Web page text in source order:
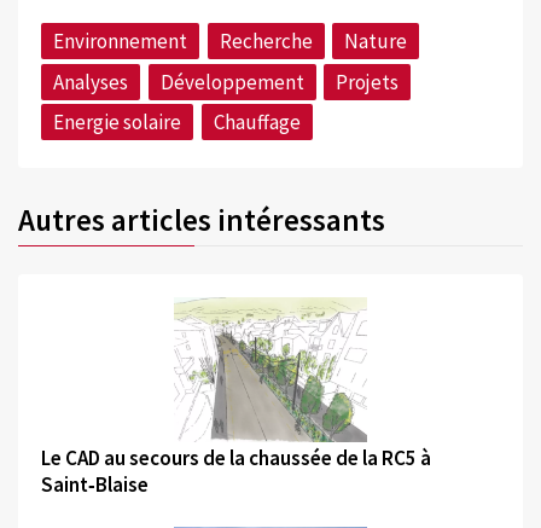
Environnement Recherche
Nature
Analyses
Développement
Projets
Energie solaire
Chauffage
Autres articles intéressants
©
Le CAD au secours de la chaussée de la RC5 à
Saint‑Blaise